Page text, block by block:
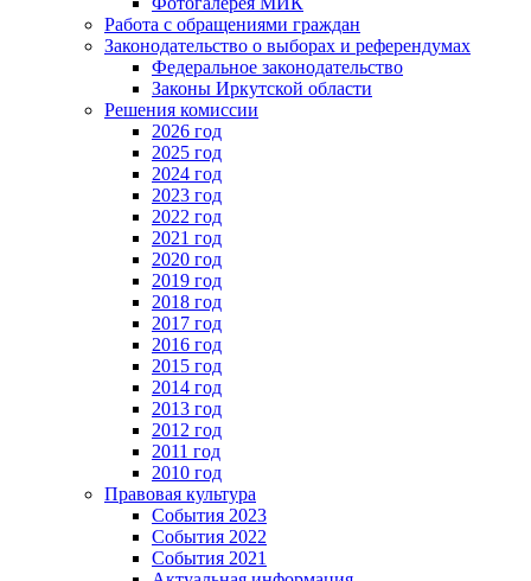
Работа с обращениями граждан
Законодательство о выборах и референдумах
Федеральное законодательство
Законы Иркутской области
Решения комиссии
2026 год
2025 год
2024 год
2023 год
2022 год
2021 год
2020 год
2019 год
2018 год
2017 год
2016 год
2015 год
2014 год
2013 год
2012 год
2011 год
2010 год
Правовая культура
События 2023
События 2022
События 2021